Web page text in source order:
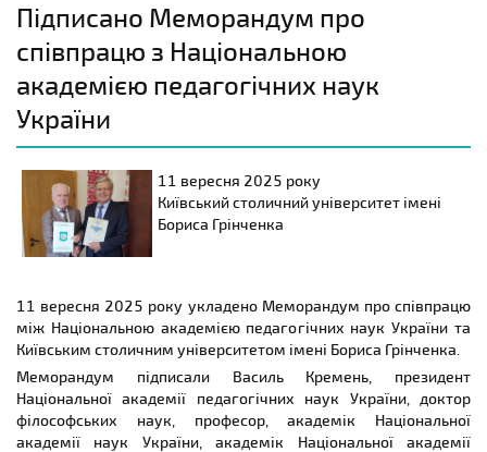
Підписано Меморандум про
співпрацю з Національною
академією педагогічних наук
України
11 вересня 2025 року
Київський столичний університет імені
Бориса Грінченка
11 вересня 2025 року укладено Меморандум про співпрацю
між Національною академією педагогічних наук України та
Київським столичним університетом імені Бориса Грінченка.
Меморандум підписали Василь Кремень, президент
Національної академії педагогічних наук України, доктор
філософських наук, професор, академік Національної
академії наук України, академік Національної академії